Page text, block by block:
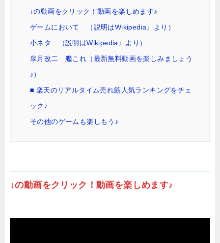
↓の動画をクリック！動画を楽しめます♪
ゲームにおいて （説明はWikipedia』より）
小ネタ （説明はWikipedia』より）
皐月改二 艦これ（最新無料動画を楽しみましょう
♪）
■ 楽天のリアルタイム売れ筋人気ランキングをチェ
ック♪
その他のゲームも楽しもう♪
↓の動画をクリック！動画を楽しめます♪